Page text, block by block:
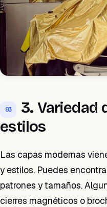
03 3. Variedad
estilos
Las capas modernas
y estilos. Puedes
patrones y tamaños.
cierres magnéticos o